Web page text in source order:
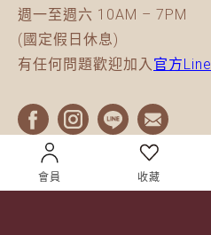
週一至週六 10AM – 7PM
(國定假日休息)
有任何問題歡迎加入 官方Line
會員 收藏